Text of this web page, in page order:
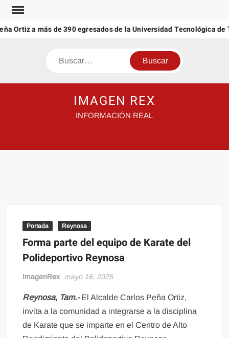
Saltar
contenido
Ortiz a más de 390 egresados de la Universidad Tecnológica de
Buscar
IMAGEN REX
INFORMACIÓN REAL
Portada Reynosa
Forma parte del equipo de Karate del
Polideportivo Reynosa
ImagenRex mayo 16, 2025
Reynosa, Tam.-El Alcalde Carlos Peña Ortiz,
invita a la comunidad a integrarse a la disciplina
de Karate que se imparte en el Centro de Alto